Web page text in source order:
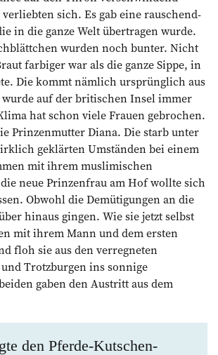
sich. Es gab eine rauschend-
in die ganze Welt übertragen wurde.
wurden noch bunter. Nicht
farbiger war als die ganze Sippe, in
Die kommt nämlich ursprünglich aus
auf der britischen Insel immer
hat schon viele Frauen gebrochen.
Prinzenmutter Diana. Die starb unter
geklärten Umständen bei einem
mit ihrem muslimischen
neue Prinzenfrau am Hof wollte sich
Obwohl die Demütigungen an die
hinaus gingen. Wie sie jetzt selbst
mit ihrem Mann und dem ersten
floh sie aus den verregneten
Trotzburgen ins sonnige
gaben den Austritt aus dem
den Pferde-Kutschen-